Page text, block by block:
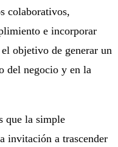
colaborativos,
e incorporar
objetivo de generar un
del negocio y en la
que la simple
invitación a trascender